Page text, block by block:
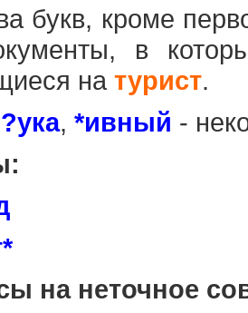
букв, кроме
в
на турист.
?ука, *ивный -
на неточное